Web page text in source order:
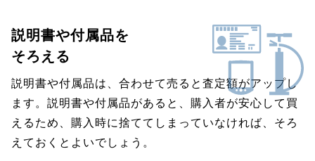
説明書や付属品を
そろえる
説明書や付属品は、合わせて売ると査定額がアップし
ます。説明書や付属品があると、購入者が安心して買
えるため、購入時に捨ててしまっていなければ、そろ
えておくとよいでしょう。